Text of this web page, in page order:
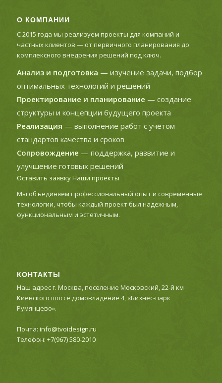
О КОМПАНИИ
С 2015 года мы реализуем проекты для компаний и
частных клиентов — от первичного планирования до
комплексного внедрения решений под ключ.
Анализ и подготовка — изучение задачи, подбор
оптимальных технологий и решений
Проектирование и планирование — создание
структуры и концепции будущего проекта
Реализация — выполнение работ с учётом
стандартов качества и сроков
Сопровождение — поддержка, развитие и
улучшение готовых решений
Оставить заявкуНаши проекты
Мы объединяем профессиональный опыт и современные
технологии, чтобы каждый проект был надежным,
функциональным и эстетичным.
КОНТАКТЫ
Наш адрес г. Москва, поселение Московский, 22-й км
Киевского шоссе домовладение 4, «Бизнес-парк
Румянцево».
Почта: info@tvoidesign.ru
Телефон: +7(967) 580-2010